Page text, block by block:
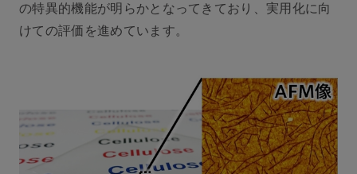
の特異的機能が明らかとなってきており、実用化に向
けての評価を進めています。